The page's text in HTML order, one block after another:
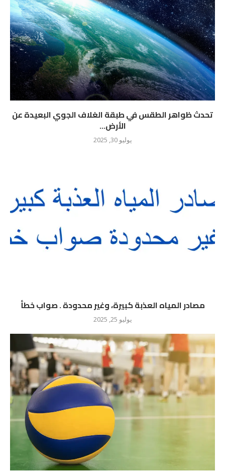
تحدث ظواهر الطقس في طبقة الغلاف الجوي البعيدة عن
الأرض...
يوليو 30, 2025
مصادر المياه العذبة كبيرة، وغير محدودة . صواب خطأ
يوليو 25, 2025